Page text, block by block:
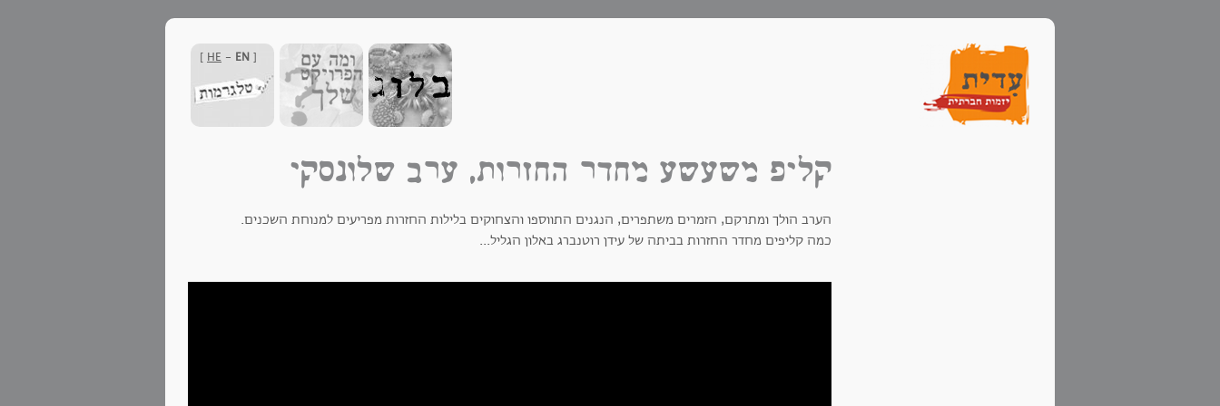
[
HE - EN
]
קליפ משעשע מחדר החזרות, ערב שלונסקי
הערב הולך ומתרקם, הזמרים משתפרים, הנגנים התווספו והצחוקים בלילות החזרות מפריעים למנוחת השכנים.
כמה קליפים מחדר החזרות בביתה של עידן רוטנברג באלון הגליל...